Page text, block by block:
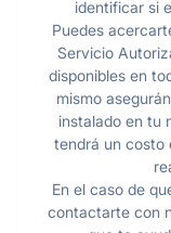
identificar si
Puedes
Servicio
disponibles en
mismo
instalado en tu
tendrá un costo
En el caso de
contactarte con